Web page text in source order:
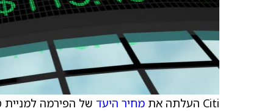
Citi העלתה את מחיר היעד של הפירמה למניית